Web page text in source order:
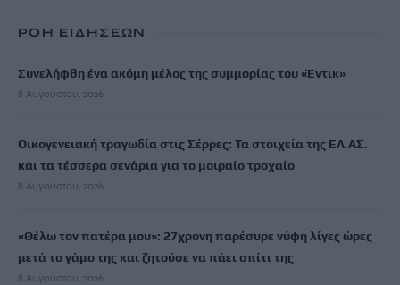
ΡΟΗ ΕΙΔΗΣΕΩΝ
Συνελήφθη ένα ακόμη μέλος της συμμορίας του «Έντικ»
8 Αυγούστου, 2026
Οικογενειακή τραγωδία στις Σέρρες: Τα στοιχεία της ΕΛ.ΑΣ.
και τα τέσσερα σενάρια για το μοιραίο τροχαίο
8 Αυγούστου, 2026
«Θέλω τον πατέρα μου»: 27χρονη παρέσυρε νύφη λίγες ώρες
μετά το γάμο της και ζητούσε να πάει σπίτι της
8 Αυγούστου, 2026